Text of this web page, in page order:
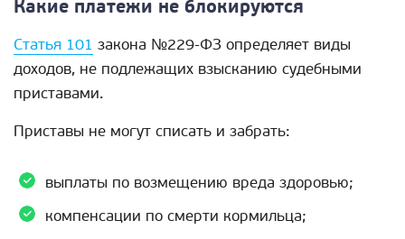
Какие платежи не блокируются
Статья 101 закона №229-ФЗ определяет виды
доходов, не подлежащих взысканию судебными
приставами.
Приставы не могут списать и забрать:
выплаты по возмещению вреда здоровью;
компенсации по смерти кормильца;